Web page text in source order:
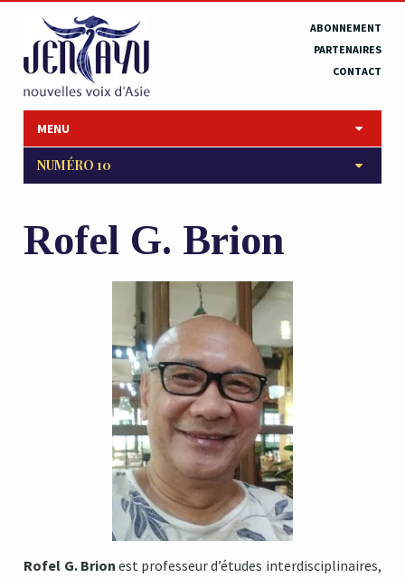
ABONNEMENT
PARTENAIRES
CONTACT
MENU
NUMÉRO 10
Rofel G. Brion
Rofel G. Brion est professeur d’études interdisciplinaires,